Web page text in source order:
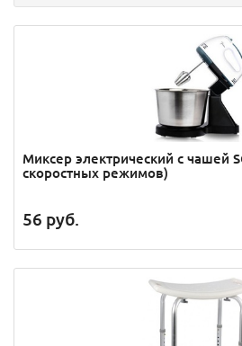
Миксер электрический с чашей
скоростных режимов)
56 руб.